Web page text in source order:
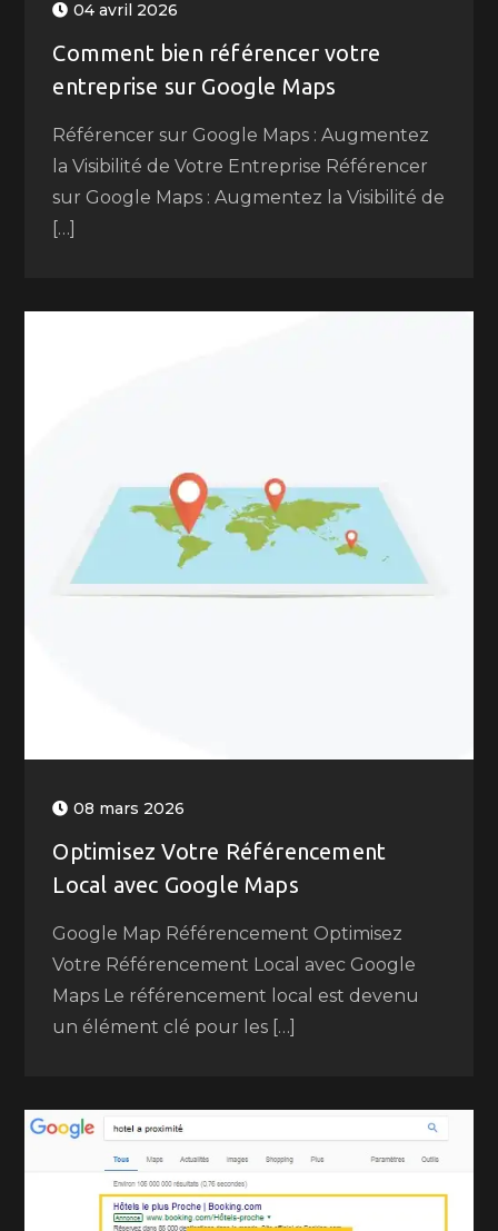
04 avril 2026
Comment bien référencer votre
entreprise sur Google Maps
Référencer sur Google Maps : Augmentez
la Visibilité de Votre Entreprise Référencer
sur Google Maps : Augmentez la Visibilité de
[…]
08 mars 2026
Optimisez Votre Référencement
Local avec Google Maps
Google Map Référencement Optimisez
Votre Référencement Local avec Google
Maps Le référencement local est devenu
un élément clé pour les […]